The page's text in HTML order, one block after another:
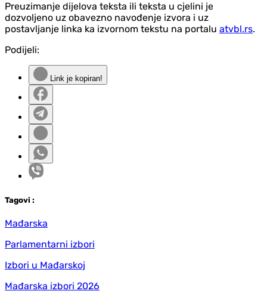
Preuzimanje dijelova teksta ili teksta u cjelini je
dozvoljeno uz obavezno navođenje izvora i uz
postavljanje linka ka izvornom tekstu na portalu atvbl.rs.
Podijeli:
Link je kopiran!
Tagovi :
Mađarska
Parlamentarni izbori
Izbori u Mađarskoj
Mađarska izbori 2026